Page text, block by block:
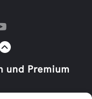
und Premium